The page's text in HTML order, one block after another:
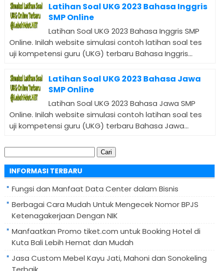
Latihan Soal UKG 2023 Bahasa Inggris
SMP Online
Latihan Soal UKG 2023 Bahasa Inggris SMP
Online. Inilah website simulasi contoh latihan soal tes
uji kompetensi guru (UKG) terbaru Bahasa Inggris...
Latihan Soal UKG 2023 Bahasa Jawa
SMP Online
Latihan Soal UKG 2023 Bahasa Jawa SMP
Online. Inilah website simulasi contoh latihan soal tes
uji kompetensi guru (UKG) terbaru Bahasa Jawa...
untuk:
INFORMASI TERBARU
Fungsi dan Manfaat Data Center dalam Bisnis
Berbagai Cara Mudah Untuk Mengecek Nomor BPJS
Ketenagakerjaan Dengan NIK
Manfaatkan Promo tiket.com untuk Booking Hotel di
Kuta Bali Lebih Hemat dan Mudah
Jasa Custom Mebel Kayu Jati, Mahoni dan Sonokeling